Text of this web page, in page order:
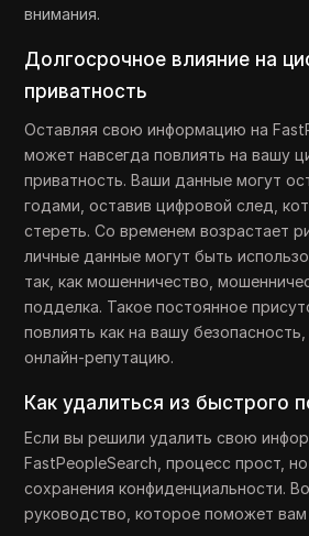
внимания.
Долгосрочное влияние на
приватность
Оставляя свою информацию на
может навсегда повлиять на вашу
приватность. Ваши данные могут
годами, оставив цифровой след,
стереть. Со временем возрастает
личные данные могут быть
так, как мошенничество,
подделка. Такое постоянное
повлиять как на вашу
онлайн-репутацию.
Как удалиться из быстрого
Если вы решили удалить свою
FastPeopleSearch, процесс прост,
сохранения конфиденциальности.
руководство, которое поможет вам